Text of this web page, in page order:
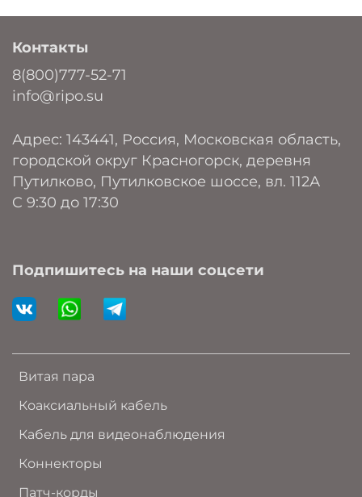
Витая пара
Коаксиальный кабель
Кабель для видеонаблюдения
Коннекторы
Патч-корды
Контакты
8(800)777-52-71
info@ripo.su
Адрес: 143441, Россия, Московская область,
городской округ Красногорск, деревня
Путилково, Путилковское шоссе, вл. 112А
C 9:30 до 17:30
Подпишитесь на наши соцсети